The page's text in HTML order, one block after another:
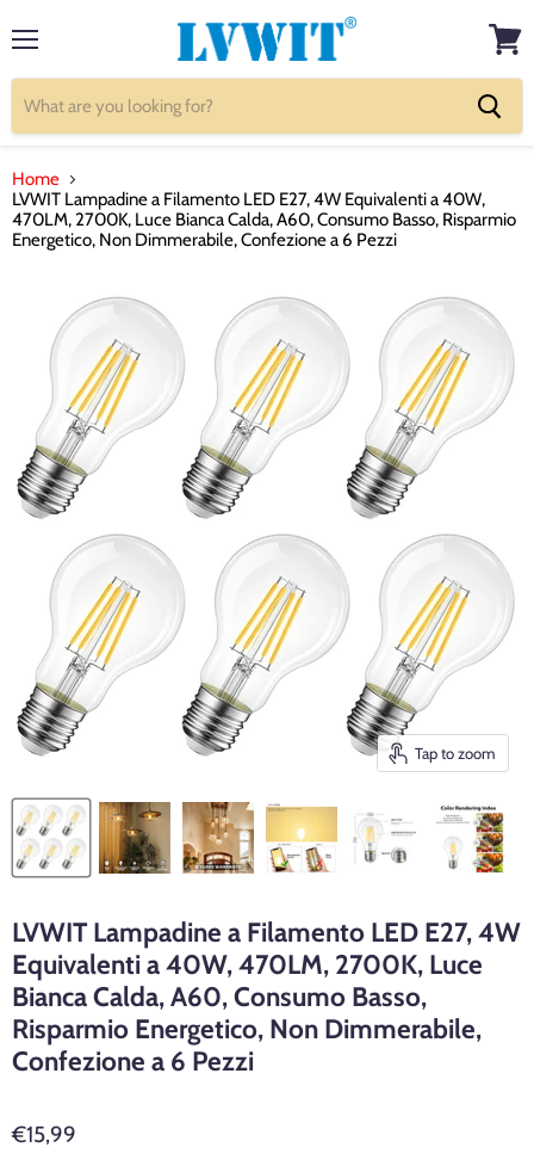
cart
Home
LVWIT Lampadine a Filamento LED E27, 4W Equivalenti a 40W,
470LM, 2700K, Luce Bianca Calda, A60, Consumo Basso, Risparmio
Energetico, Non Dimmerabile, Confezione a 6 Pezzi
Tap to zoom
LVWIT Lampadine a Filamento LED E27, 4W
Equivalenti a 40W, 470LM, 2700K, Luce
Bianca Calda, A60, Consumo Basso,
Risparmio Energetico, Non Dimmerabile,
Confezione a 6 Pezzi
€15,99